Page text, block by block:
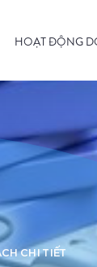
HOẠT ĐỘNG
CHI TIẾT